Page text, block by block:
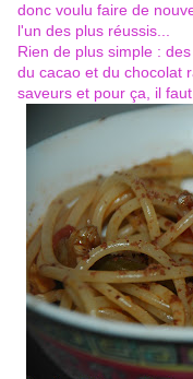
donc voulu faire de
l'un des plus réussis...
Rien de plus simple :
du cacao et du chocolat
saveurs et pour ça, il